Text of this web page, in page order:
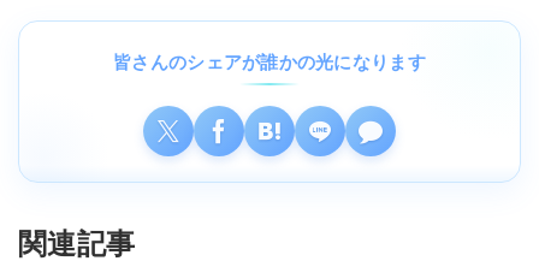
皆さんのシェアが誰かの光になります
関連記事